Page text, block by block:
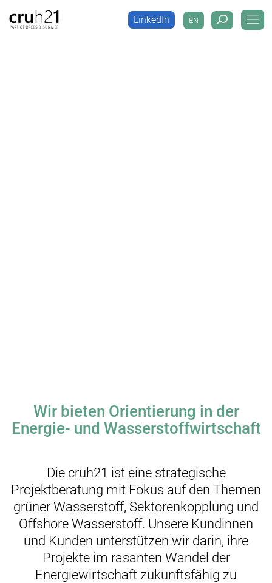
EN
LinkedIn EN
LinkedIn
Wir bieten Orientierung in der
Energie- und Wasserstoffwirtschaft
Die cruh21 ist eine strategische
Projektberatung mit Fokus auf den Themen
grüner Wasserstoff, Sektorenkopplung und
Offshore Wasserstoff. Unsere Kundinnen
und Kunden unterstützen wir darin, ihre
Projekte im rasanten Wandel der
Energiewirtschaft zukunftsfähig zu